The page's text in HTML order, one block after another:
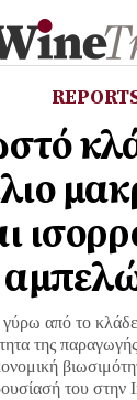
από το
της
του